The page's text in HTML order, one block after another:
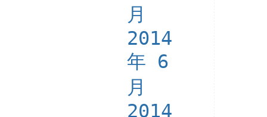
月
2014
年 6
月
2014